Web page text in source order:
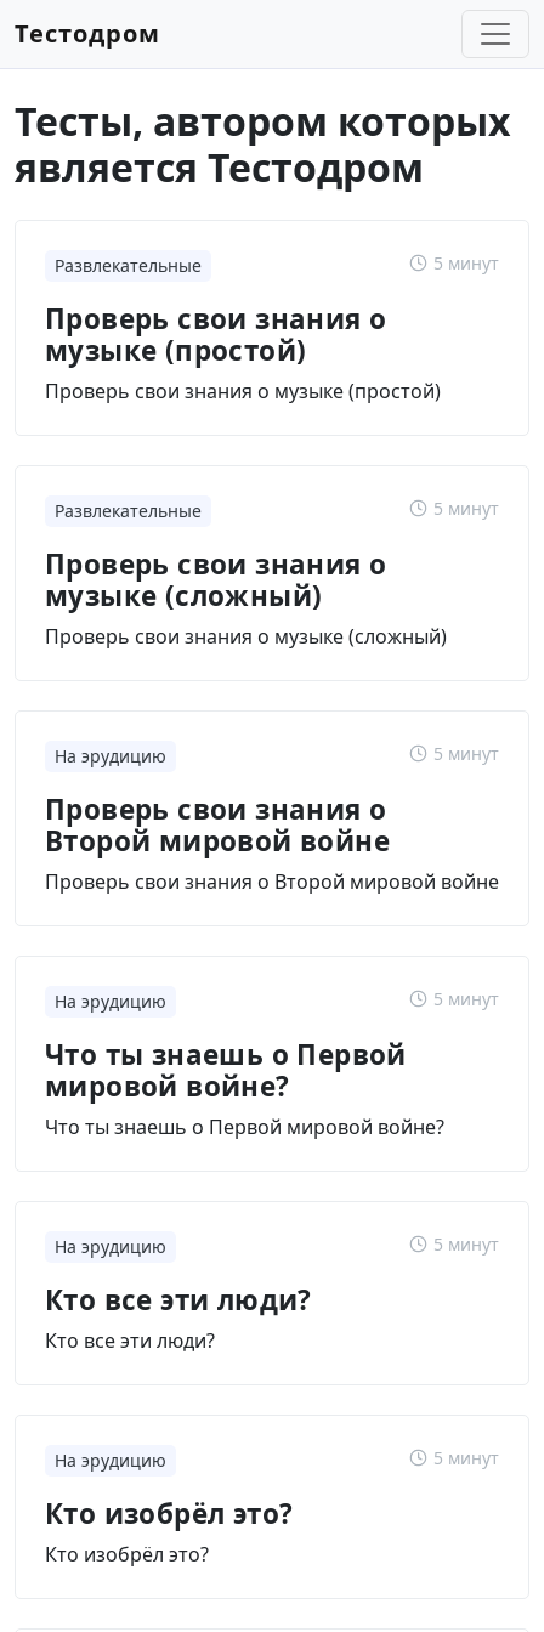
Тестодром
Тесты, автором которых
является Тестодром
Развлекательные 5 минут
Проверь свои знания о
музыке (простой)
Проверь свои знания о музыке (простой)
Развлекательные 5 минут
Проверь свои знания о
музыке (сложный)
Проверь свои знания о музыке (сложный)
На эрудицию 5 минут
Проверь свои знания о
Второй мировой войне
Проверь свои знания о Второй мировой войне
На эрудицию 5 минут
Что ты знаешь о Первой
мировой войне?
Что ты знаешь о Первой мировой войне?
На эрудицию 5 минут
Кто все эти люди?
Кто все эти люди?
На эрудицию 5 минут
Кто изобрёл это?
Кто изобрёл это?